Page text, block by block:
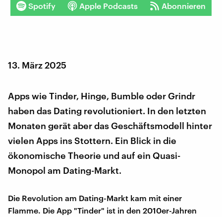
Spotify Apple Podcasts Abonnieren
13. März 2025
Apps wie Tinder, Hinge, Bumble oder Grindr
haben das Dating revolutioniert. In den letzten
Monaten gerät aber das Geschäftsmodell hinter
vielen Apps ins Stottern. Ein Blick in die
ökonomische Theorie und auf ein Quasi-
Monopol am Dating-Markt.
Die Revolution am Dating-Markt kam mit einer
Flamme. Die App "Tinder" ist in den 2010er-Jahren